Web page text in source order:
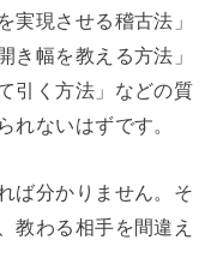
実現させる稽古法」
き幅を教える方法」
引く方法」などの質
れないはずです。
ば分かりません。そ
教わる相手を間違え